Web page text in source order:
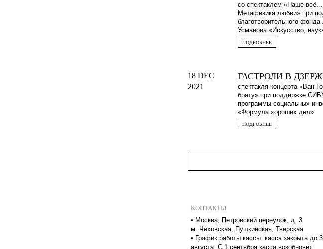
со спектаклем «Наше всё...
Метафизика любви» при
благотворительного
Усманова «Искусство,
ПОДРОБНЕЕ
18 DEC
2021
ГАСТРОЛИ В
спектакля-концерта «Ван
брату» при поддержке
программы социальных
«Формула хороших дел»
ПОДРОБНЕЕ
КОНТАКТЫ
• Москва, Петровский переулок, д. 3
м. Чеховская, Пушкинская, Тверская
• График работы кассы: касса закрыта до
августа. С 1 сентября касса возобновит